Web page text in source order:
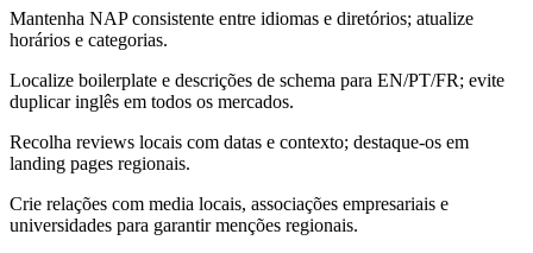
Mantenha NAP consistente entre idiomas e diretórios; atualize
horários e categorias.
Localize boilerplate e descrições de schema para EN/PT/FR; evite
duplicar inglês em todos os mercados.
Recolha reviews locais com datas e contexto; destaque-os em
landing pages regionais.
Crie relações com media locais, associações empresariais e
universidades para garantir menções regionais.